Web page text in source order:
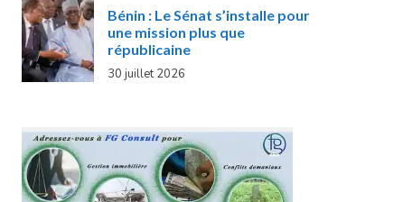
Bénin : Le Sénat s’installe pour
une mission plus que
républicaine
30 juillet 2026